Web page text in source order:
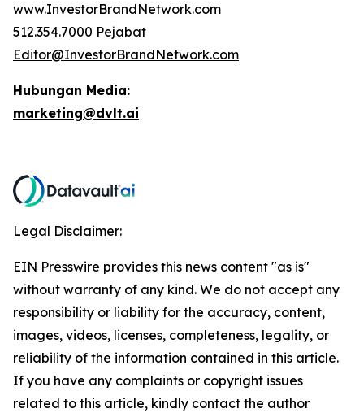
www.InvestorBrandNetwork.com
512.354.7000 Pejabat
Editor@InvestorBrandNetwork.com
Hubungan Media:
marketing@dvlt.ai
Legal Disclaimer:
EIN Presswire provides this news content "as is"
without warranty of any kind. We do not accept any
responsibility or liability for the accuracy, content,
images, videos, licenses, completeness, legality, or
reliability of the information contained in this article.
If you have any complaints or copyright issues
related to this article, kindly contact the author